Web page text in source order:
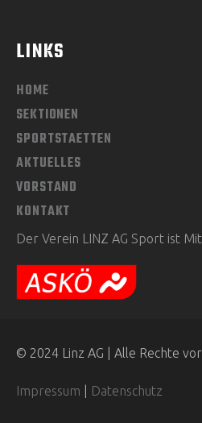
LINKS
HOME
SEKTIONEN
SPORTSTAETTEN
AKTUELLES
VORSTAND
KONTAKT
Der Verein LINZ AG Sport ist
© 2024 Linz AG | Alle Rechte
Impressum Datenschutz